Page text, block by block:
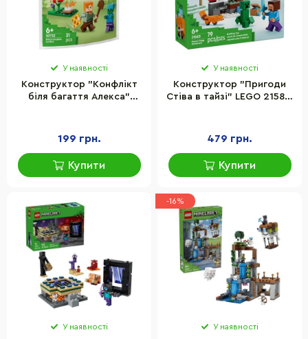
У наявності
Конструктор "Конфлікт
біля багаття Алекса"
199 грн.
Купити
У наявності
Конструктор "Пригоди
Стіва в тайзі" LEGO 21583,
479 грн.
Купити
У наявності
-16%
У наявності